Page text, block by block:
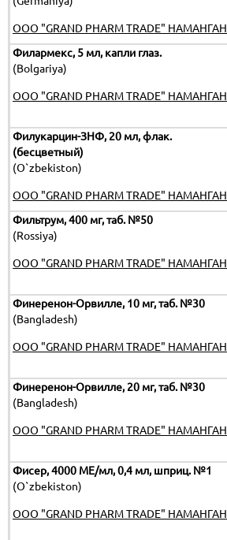
OOO "GRAND PHARM TRADE" НАМАНГАН
Филармекс, 5 мл, капли глаз.
(Bolgariya)
OOO "GRAND PHARM TRADE" НАМАНГАН
Филукарцин-ЗНФ, 20 мл, флак.
(бесцветный)
(O`zbekiston)
OOO "GRAND PHARM TRADE" НАМАНГАН
Фильтрум, 400 мг, таб. №50
(Rossiya)
OOO "GRAND PHARM TRADE" НАМАНГАН
Финеренон-Орвилле, 10 мг, таб. №30
(Bangladesh)
OOO "GRAND PHARM TRADE" НАМАНГАН
Финеренон-Орвилле, 20 мг, таб. №30
(Bangladesh)
OOO "GRAND PHARM TRADE" НАМАНГАН
Фисер, 4000 МЕ/мл, 0,4 мл, шприц. №1
(O`zbekiston)
OOO "GRAND PHARM TRADE" НАМАНГАН